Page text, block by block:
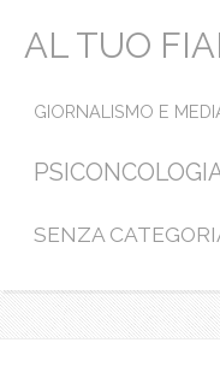
AL TUO
GIORNALISMO E
SENZA